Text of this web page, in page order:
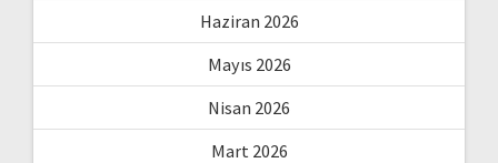
Haziran 2026
Mayıs 2026
Nisan 2026
Mart 2026